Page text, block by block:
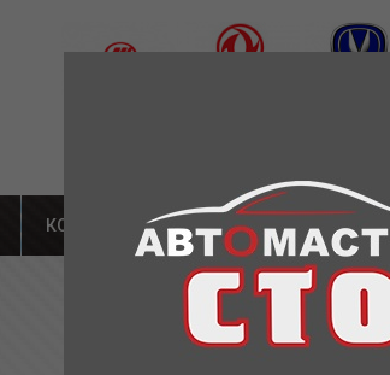
КОНТАКТЫ
Запчасти для BYD » СВЕЧА ЗАЖИГАНИЯ BYD F3
СВЕЧА